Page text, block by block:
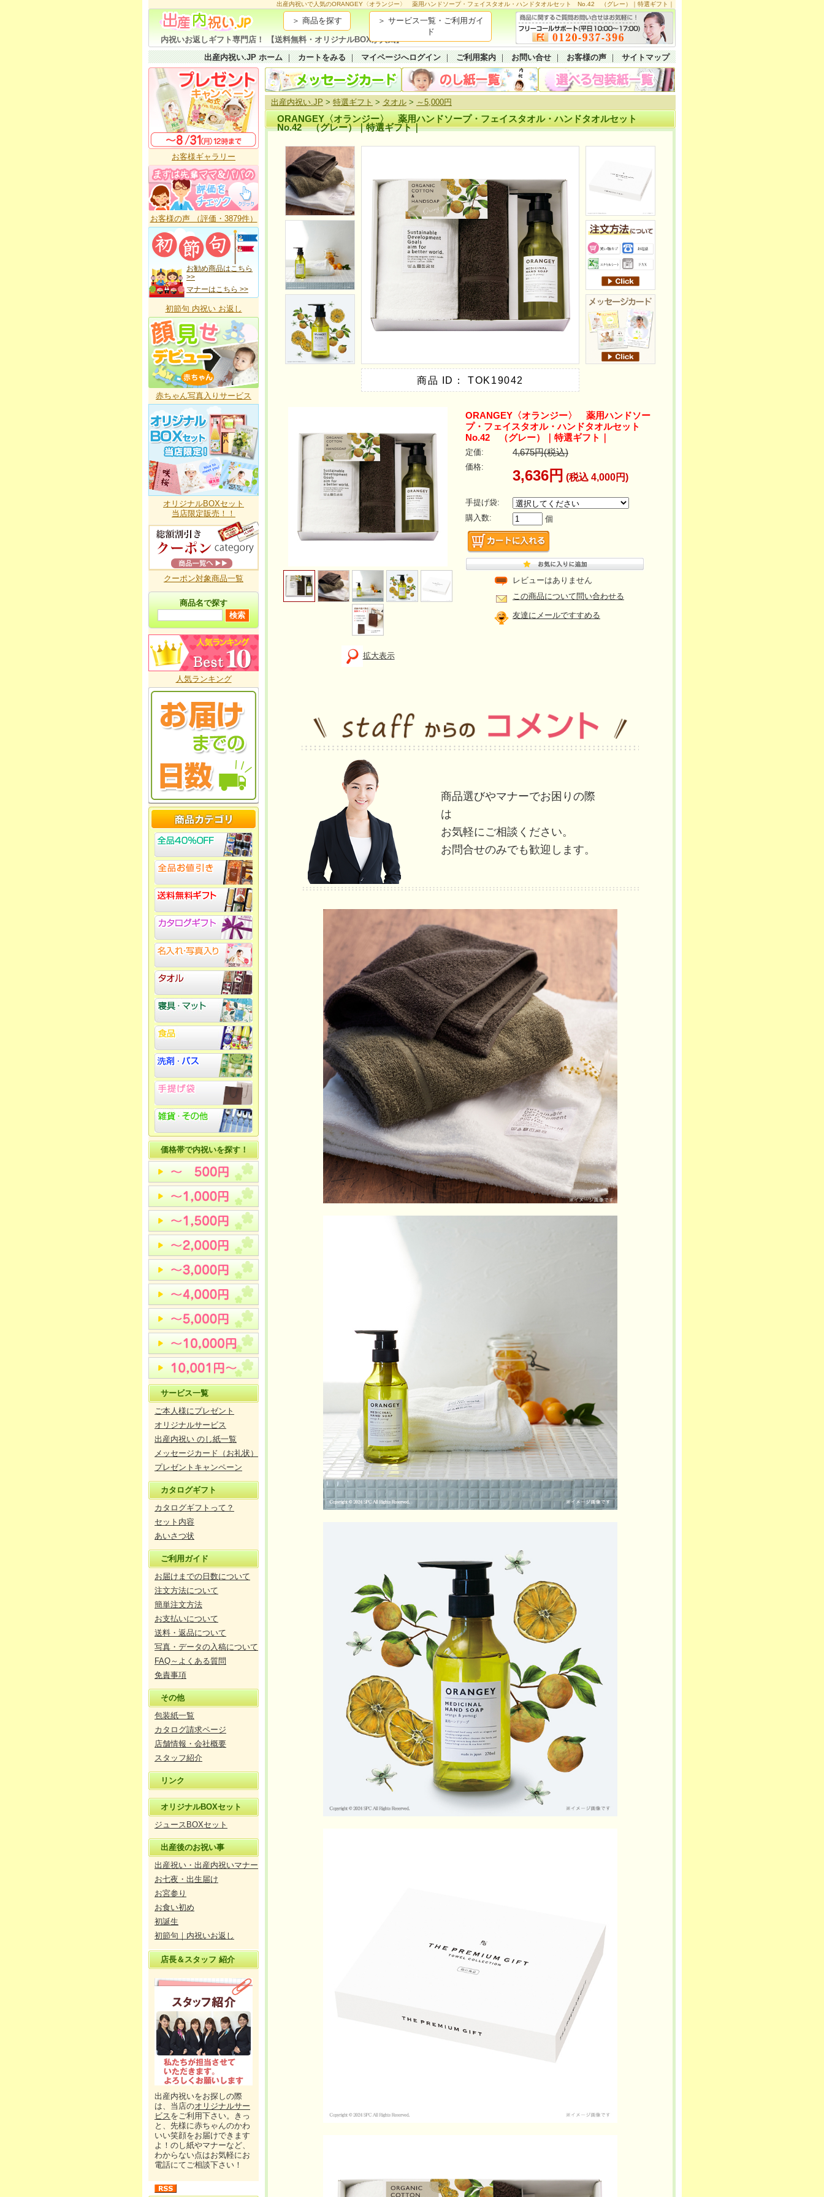
出産内祝いで人気のORANGEY〈オランジー〉 薬用ハンドソープ・フェイスタオル・ハンドタオルセット No.42 （グレー）｜特選ギフト｜
＞ 商品を探す
＞ サービス一覧・ご利用ガイ
ド
内祝いお返しギフト専門店！ 【送料無料・オリジナルBOXが人気】
出産内祝い.JP ホーム｜ カートをみる｜ マイページへログイン｜ ご利用案内｜ お問い合せ｜ お客様の声｜ サイトマップ
お客様ギャラリー
お客様の声 （評価・3879件）
お勧め商品はこちら
>>
マナーはこちら >>
初節句 内祝い お返し
赤ちゃん写真入りサービス
オリジナルBOXセット
当店限定販売！！
クーポン対象商品一覧
商品名で探す
人気ランキング
価格帯で内祝いを探す！
サービス一覧
ご本人様にプレゼント
オリジナルサービス
出産内祝い のし紙一覧
メッセージカード（お礼状）
プレゼントキャンペーン
カタログギフト
カタログギフトって？
セット内容
あいさつ状
ご利用ガイド
お届けまでの日数について
注文方法について
簡単注文方法
お支払いについて
送料・返品について
写真・データの入稿について
FAQ～よくある質問
免責事項
その他
包装紙一覧
カタログ請求ページ
店舗情報・会社概要
スタッフ紹介
リンク
オリジナルBOXセット
ジュースBOXセット
出産後のお祝い事
出産祝い・出産内祝いマナー
お七夜・出生届け
お宮参り
お食い初め
初誕生
初節句｜内祝いお返し
店長＆スタッフ 紹介
出産内祝いをお探しの際
は、当店のオリジナルサー
ビスをご利用下さい。きっ
と、先様に赤ちゃんのかわ
いい笑顔をお届けできます
よ！のし紙やマナーなど、
わからない点はお気軽にお
電話にてご相談下さい！
出産内祝い.JP > 特選ギフト > タオル > ～5,000円
ORANGEY〈オランジー〉 薬用ハンドソープ・フェイスタオル・ハンドタオルセット
No.42 （グレー）｜特選ギフト｜
商品 ID： TOK19042
拡大表示
ORANGEY〈オランジー〉 薬用ハンドソー
プ・フェイスタオル・ハンドタオルセット
No.42 （グレー）｜特選ギフト｜
定価: 4,675円(税込)
価格:
3,636円 (税込 4,000円)
手提げ袋:
購入数:
個
レビューはありません
この商品について問い合わせる
友達にメールですすめる
商品選びやマナーでお困りの際
は
お気軽にご相談ください。
お問合せのみでも歓迎します。